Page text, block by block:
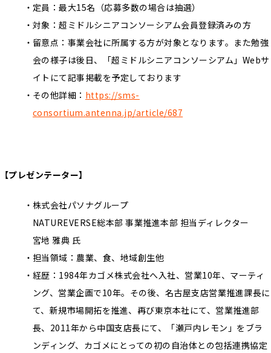
定員：最大15名（応募多数の場合は抽選）
対象：超ミドルシニアコンソーシアム会員登録済みの方
留意点：事業会社に所属する方が対象となります。また勉強
会の様子は後日、「超ミドルシニアコンソーシアム」Webサ
イトにて記事掲載を予定しております
その他詳細： https://sms-
consortium.antenna.jp/article/687
【プレゼンテーター】
株式会社パソナグループ
NATUREVERSE総本部 事業推進本部 担当ディレクター
宮地 雅典 氏
担当領域：農業、食、地域創生他
経歴：1984年カゴメ株式会社へ入社、営業10年、マーティ
ング、営業企画で10年。その後、名古屋支店営業推進課長に
て、新規市場開拓を推進、再び東京本社にて、営業推進部
長、2011年から中国支店長にて、「瀬戸内レモン」をブラ
ンディング、カゴメにとっての初の自治体との包括連携協定